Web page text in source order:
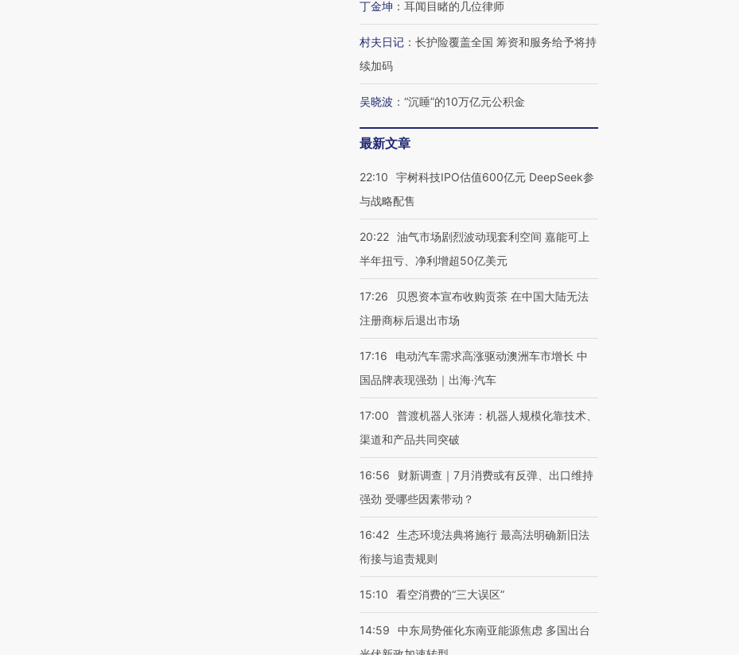
丁金坤 ： 耳闻目睹的几位律师
村夫日记 ： 长护险覆盖全国 筹资和服务给予将持
续加码
吴晓波 ： “沉睡”的10万亿元公积金
最新文章
22:10
宇树科技IPO估值600亿元 DeepSeek参
与战略配售
20:22 油气市场剧烈波动现套利空间 嘉能可上
半年扭亏、净利增超50亿美元
17:26
贝恩资本宣布收购贡茶 在中国大陆无法
注册商标后退出市场
17:16
电动汽车需求高涨驱动澳洲车市增长 中
国品牌表现强劲｜出海·汽车
17:00
普渡机器人张涛：机器人规模化靠技术、
渠道和产品共同突破
16:56
财新调查｜7月消费或有反弹、出口维持
强劲 受哪些因素带动？
16:42 生态环境法典将施行 最高法明确新旧法
衔接与追责规则
15:10 看空消费的“三大误区”
14:59
中东局势催化东南亚能源焦虑 多国出台